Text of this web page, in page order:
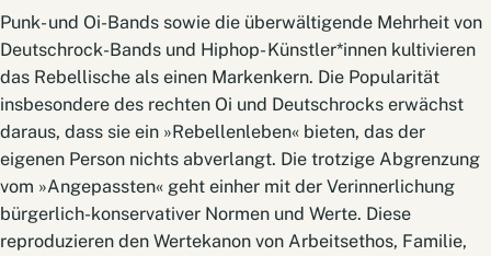
Punk- und Oi-Bands sowie die überwältigende Mehrheit von
Deutschrock-Bands und Hiphop- Künstler*innen kultivieren
das Rebellische als einen Markenkern. Die Popularität
insbesondere des rechten Oi und Deutschrocks erwächst
daraus, dass sie ein »Rebellenleben« bieten, das der
eigenen Person nichts abverlangt. Die trotzige Abgrenzung
vom »Angepassten« geht einher mit der Verinnerlichung
bürgerlich-konservativer Normen und Werte. Diese
reproduzieren den Wertekanon von Arbeitsethos, Familie,